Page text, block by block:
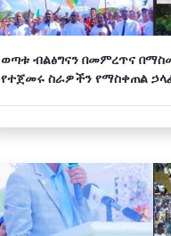
ወጣቱ ብልፅግናን በመምረጥና
የተጀመሩ ስራዎችን የማስቀጠል